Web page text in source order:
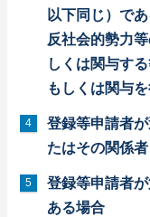
以下同じ）で
反社会的勢力
しくは関与す
もしくは関与
登録等申請者
たはその関係
登録等申請者
ある場合